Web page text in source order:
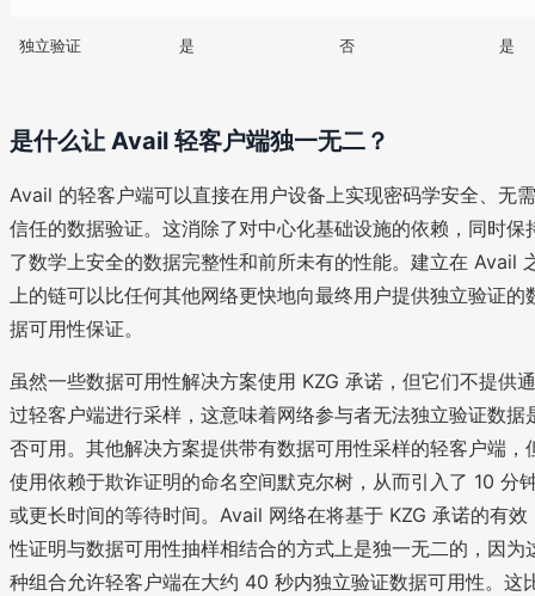
独立验证 是 否 是
是什么让 Avail 轻客户端独一无二？
Avail 的轻客户端可以直接在用户设备上实现密码学安全、无需
信任的数据验证。这消除了对中心化基础设施的依赖，同时保
了数学上安全的数据完整性和前所未有的性能。建立在 Avail
上的链可以比任何其他网络更快地向最终用户提供独立验证的
据可用性保证。
虽然一些数据可用性解决方案使用 KZG 承诺，但它们不提供通
过轻客户端进行采样，这意味着网络参与者无法独立验证数据
否可用。其他解决方案提供带有数据可用性采样的轻客户端，
使用依赖于欺诈证明的命名空间默克尔树，从而引入了 10 分
或更长时间的等待时间。Avail 网络在将基于 KZG 承诺的有效
性证明与数据可用性抽样相结合的方式上是独一无二的，因为
种组合允许轻客户端在大约 40 秒内独立验证数据可用性。这